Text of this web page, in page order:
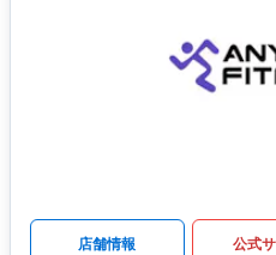
店舗情報 公式